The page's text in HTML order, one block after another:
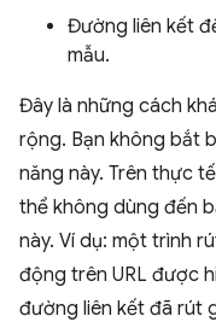
Đường liên kết
mẫu.
Đây là những cách
rộng. Bạn không bắt
năng này. Trên thực
thể không dùng đến
này. Ví dụ: một trình
động trên URL được
đường liên kết đã rút